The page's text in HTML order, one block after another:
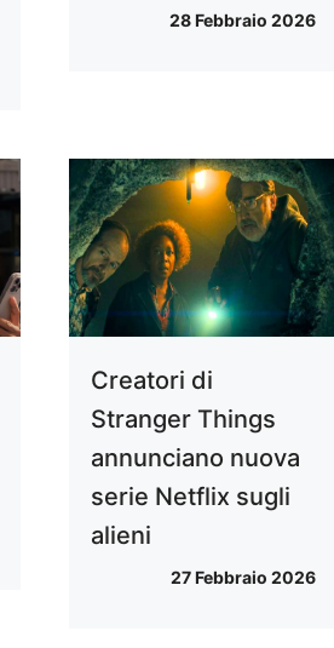
28 Febbraio 2026
Creatori di
Stranger Things
annunciano nuova
serie Netflix sugli
alieni
27 Febbraio 2026